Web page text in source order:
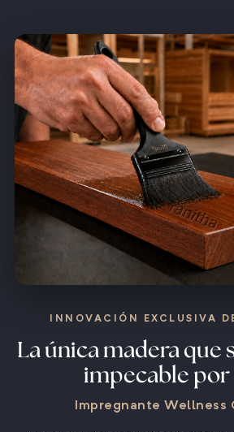
INNOVACIÓN EXCLUSIVA
La única madera que
impecable por
Impregnante Wellness